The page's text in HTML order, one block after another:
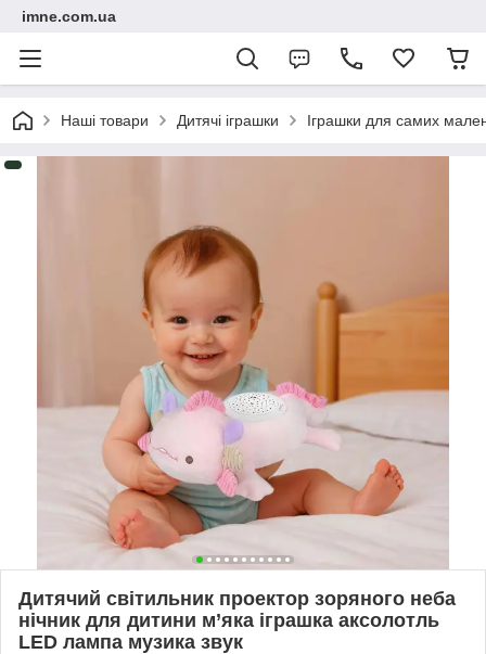
imne.com.ua
Наші товари Дитячі іграшки Іграшки для самих
Дитячий світильник проектор зоряного неба
нічник для дитини м’яка іграшка аксолотль
LED лампа музика звук